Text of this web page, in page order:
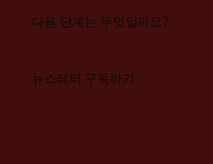
다음 단계는 무엇일까요?
뉴스레터 구독하기